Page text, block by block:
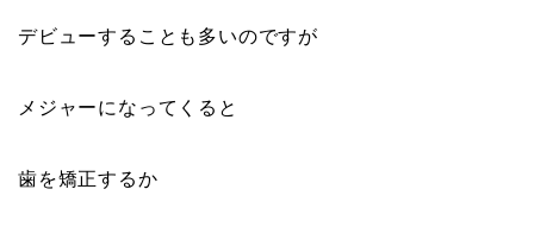
デビューすることも多いのですが
メジャーになってくると
歯を矯正するか